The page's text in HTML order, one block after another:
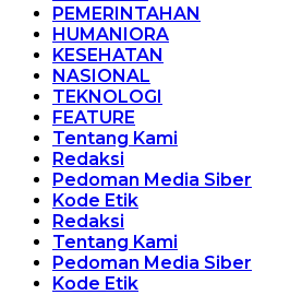
PEMERINTAHAN
HUMANIORA
KESEHATAN
NASIONAL
TEKNOLOGI
FEATURE
Tentang Kami
Redaksi
Pedoman Media Siber
Kode Etik
Redaksi
Tentang Kami
Pedoman Media Siber
Kode Etik